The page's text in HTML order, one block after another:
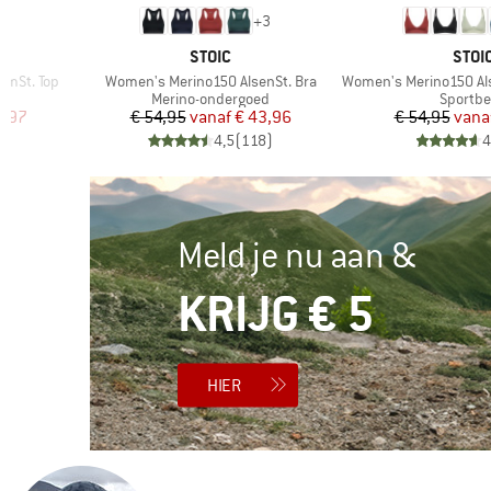
Top
prijs
+3
MERK
STOIC
Artikel
Women's Merino150 AlsenSt. Bra
Productgroep
Merino-ondergoed
Prijs
€ 54,95 Verlaagde prijs
vanaf€ 43,96
4,5(118)
Artikel
Women's Merino150
€ 54,95
Meld je nu aan &
KRIJG € 5
HIER